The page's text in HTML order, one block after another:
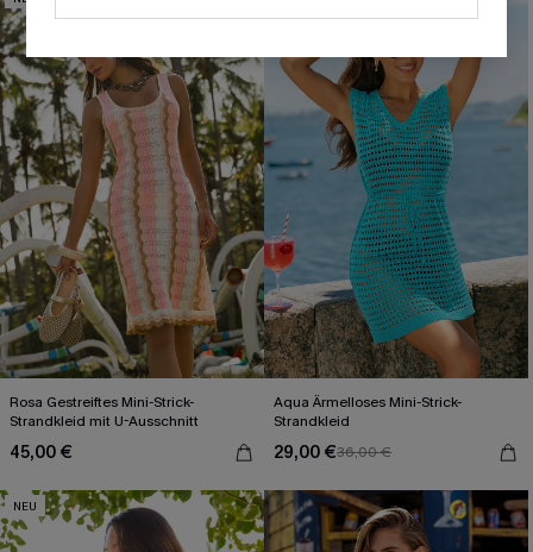
Rosa Gestreiftes Mini-Strick-
Strandkleid mit U-Ausschnitt
45,00 €
Aqua Ärmelloses Mini-Strick-
Strandkleid
29,00 €36,00 €
NEU